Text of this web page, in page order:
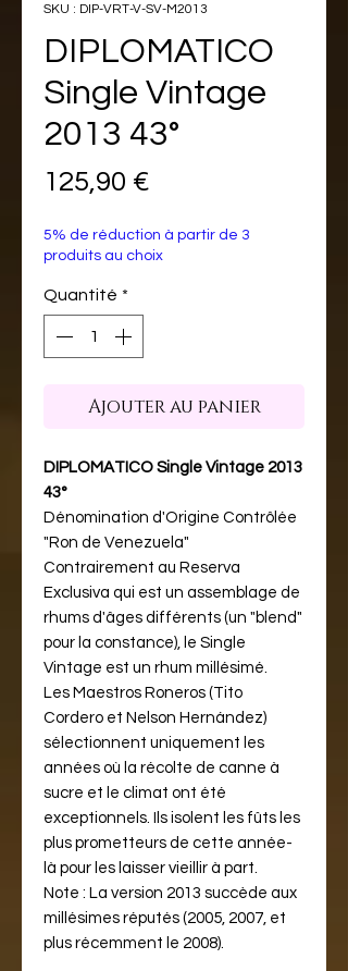
SKU : DIP-VRT-V-SV-M2013
DIPLOMATICO
Single Vintage
2013 43°
125,90 €
5% de réduction à partir de 3
produits au choix
Quantité *
Ajouter au panier
DIPLOMATICO Single Vintage 2013
43°
Dénomination d'Origine Contrôlée
"Ron de Venezuela"
Contrairement au Reserva
Exclusiva qui est un assemblage de
rhums d'âges différents (un "blend"
pour la constance), le Single
Vintage est un rhum millésimé.
Les Maestros Roneros (Tito
Cordero et Nelson Hernández)
sélectionnent uniquement les
années où la récolte de canne à
sucre et le climat ont été
exceptionnels. Ils isolent les fûts les
plus prometteurs de cette année-
là pour les laisser vieillir à part.
Note : La version 2013 succède aux
millésimes réputés (2005, 2007, et
plus récemment le 2008).